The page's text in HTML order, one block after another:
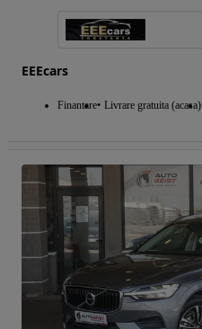
EEEcars
Finantare Livrare gratuita (acasa)